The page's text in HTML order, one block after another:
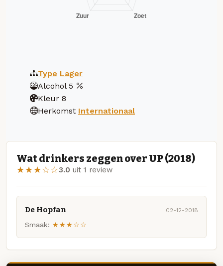
Type Lager
Alcohol 5
Kleur 8
Herkomst Internationaal
Wat drinkers zeggen over UP (2018)
★★★☆☆3.0 uit 1 review
De Hopfan 02-12-2018
Smaak: ★★★☆☆